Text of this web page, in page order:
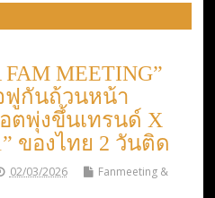
FAM MEETING”
ฟูกันถ้วนหน้า
ตพุ่งขึ้นเทรนด์ X
ของไทย 2 วันติด
02/03/2026
Fanmeeting &